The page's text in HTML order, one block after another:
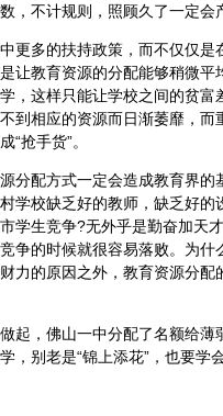
，不计规则，照顾久了一定会
多的扶持政策，而不仅仅是
让教育资源的分配能够稍微平
，这样只能让学校之间的贫富
到相应的资源而日渐萎靡，而
抢手货”。
配方式一定会造成教育界的
学校缺乏好的教师，缺乏好的
学生竞争?无外乎是勤奋加天
争的时候就很容易落败。为什
力的原因之外，教育资源分配
，佛山一中分配了名额给薄
别老是“锦上添花”，也要学